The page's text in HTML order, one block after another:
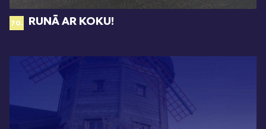
70. RUNĀ AR KOKU!